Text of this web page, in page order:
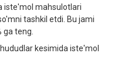
iste'mol mahsulotlari
tashkil etdi. Bu jami
teng.
kesimida iste'mol